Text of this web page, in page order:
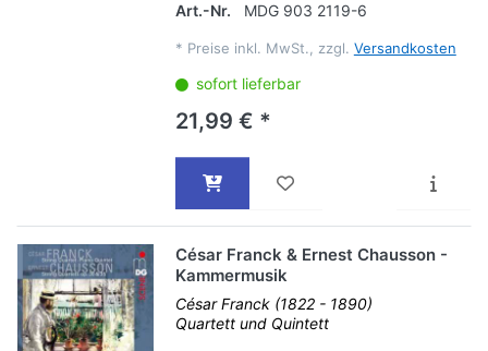
Art.-Nr.
MDG 903 2119-6
* Preise inkl. MwSt., zzgl. Versandkosten
sofort lieferbar
21,99 € *
César Franck & Ernest Chausson -
Kammermusik
César Franck (1822 - 1890)
Quartett und Quintett